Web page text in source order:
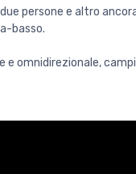
persone e altro
basso.
e omnidirezionale,